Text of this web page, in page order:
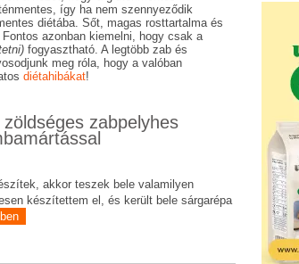
így ha nem szennyeződik
diétába. Sőt, magas rosttartalma és
azonban kiemelni, hogy csak a
fogyasztható. A legtöbb zab és
meg róla, hogy a valóban
diétahibákat!
zabpelyhes
akkor teszek bele valamilyen
készítettem el, és került bele sárgarépa